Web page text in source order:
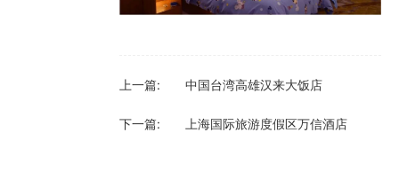
上一篇: 中国台湾高雄汉来大饭店
下一篇: 上海国际旅游度假区万信酒店